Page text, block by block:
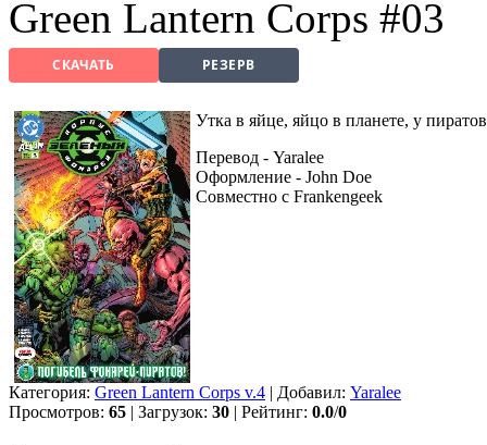
Green Lantern Corps #03
СКАЧАТЬ РЕЗЕРВ
Утка в яйце, яйцо в планете, у пиратов
Перевод - Yaralee
Оформление - John Doe
Совместно с Frankengeek
Категория: Green Lantern Corps v.4 | Добавил: Yaralee
Просмотров: 65 | Загрузок: 30 | Рейтинг: 0.0/0